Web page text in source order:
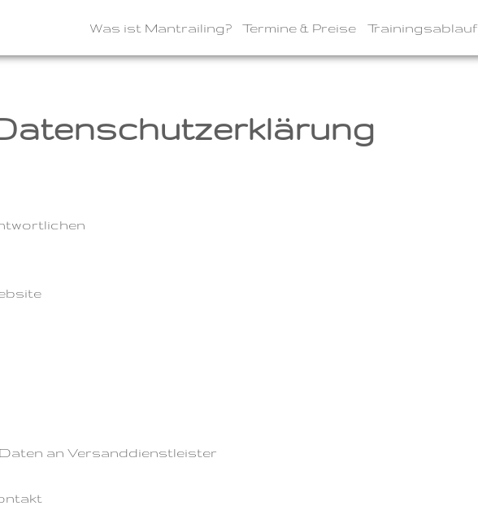
Was ist Mantrailing? Termine & Preise Trainingsablauf
an Versanddienstleister